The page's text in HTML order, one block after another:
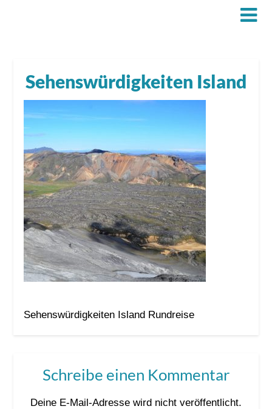
Sehenswürdigkeiten Island
Sehenswürdigkeiten Island Rundreise
Schreibe einen Kommentar
Deine E-Mail-Adresse wird nicht veröffentlicht.